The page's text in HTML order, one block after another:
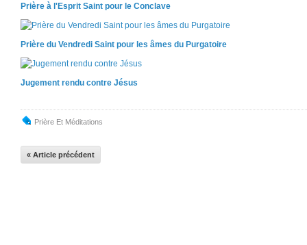
Prière à l'Esprit Saint pour le Conclave
Prière du Vendredi Saint pour les âmes du Purgatoire
Jugement rendu contre Jésus
Prière Et Méditations
« Article précédent